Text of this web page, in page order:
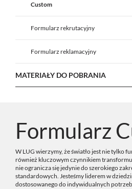
Custom
Formularz rekrutacyjny
Formularz reklamacyjny
MATERIAŁY DO POBRANIA
Formularz
W LUG wierzymy, że światło jest nie tylko
również kluczowym czynnikiem
nie ogranicza się jedynie do szerokiego
standardowych. Jesteśmy liderem w
dostosowanego do indywidualnych